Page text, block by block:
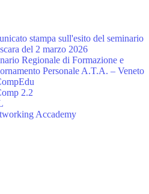
stampa sull'esito del seminario
del 2 marzo 2026
Regionale di Formazione e
Personale A.T.A. – Veneto
2.2
Accademy